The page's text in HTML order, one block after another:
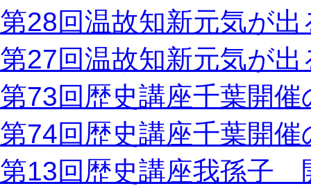
第28回温故知新元気が
第27回温故知新元気が
第73回歴史講座千葉開催
第74回歴史講座千葉開催
第13回歴史講座我孫子